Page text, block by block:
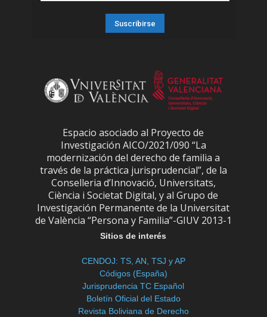
Espacio asociado al Proyecto de
Investigación AICO/2021/090 “La
modernización del derecho de familia a
través de la práctica jurisprudencial”, de la
Conselleria d’Innovació, Universitats,
Ciència i Societat Digital, y al Grupo de
Investigación Permanente de la Universitat
de València “Persona y Familia”-GIUV 2013-1
Sitios de interés
CENDOJ: TS, AN, TSJ y AP
Códigos (España)
Jurisprudencia TC Español
Boletín Oficial del Estado
Revista Boliviana de Derecho